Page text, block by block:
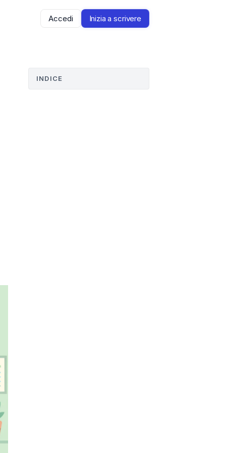
Accedi Inizia a scrivere
INDICE